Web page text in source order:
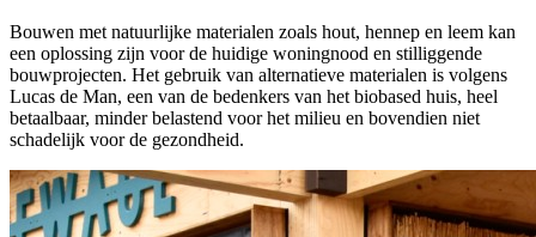
Bouwen met natuurlijke materialen zoals hout, hennep en leem kan
een oplossing zijn voor de huidige woningnood en stilliggende
bouwprojecten. Het gebruik van alternatieve materialen is volgens
Lucas de Man, een van de bedenkers van het biobased huis, heel
betaalbaar, minder belastend voor het milieu en bovendien niet
schadelijk voor de gezondheid.